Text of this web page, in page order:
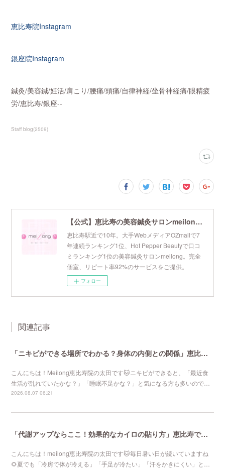
恵比寿院Instagram
銀座院Instagram
鍼灸/美容鍼/妊活/肩こり/腰痛/頭痛/自律神経/坐骨神経痛/眼精疲
労/恵比寿/銀座--
Staff blog(2509)
【公式】恵比寿の美容鍼灸サロンmeilong｜ツボを押さえた針・お灸の治療で美容と健康を叶えます
恵比寿駅近で10年。大手WebメディアOZmallで7
年連続ランキング1位、Hot Pepper Beautyで口コ
ミランキング1位の美容鍼灸サロンmeilong。完全
個室、リピート率92%のサービスをご提供。
フォロー
関連記事
「ニキビができる場所でわかる？身体の内側との関係」恵比寿で口コミNo 1美容鍼灸ならmeilong
こんにちは！Meilong恵比寿院の太田です🐱ニキビができると、「最近食
生活が乱れていたかな？」「睡眠不足かな？」と気になる方も多いので…
2026.08.07 06:21
「代謝アップならここ！効果的なカイロの貼り方」恵比寿で口コミNo 1美容鍼灸ならmeilong
こんにちは！meilong恵比寿院の太田です🐱毎日暑い日が続いていますね
🌻夏でも「冷房で体が冷える」「手足が冷たい」「汗をかきにくい」と…